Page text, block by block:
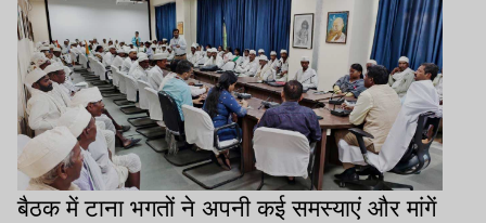
बैठक में टाना भगतों ने अपनी कई समस्याएं और मांगें